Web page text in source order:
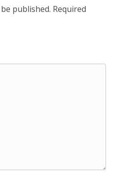
published. Required